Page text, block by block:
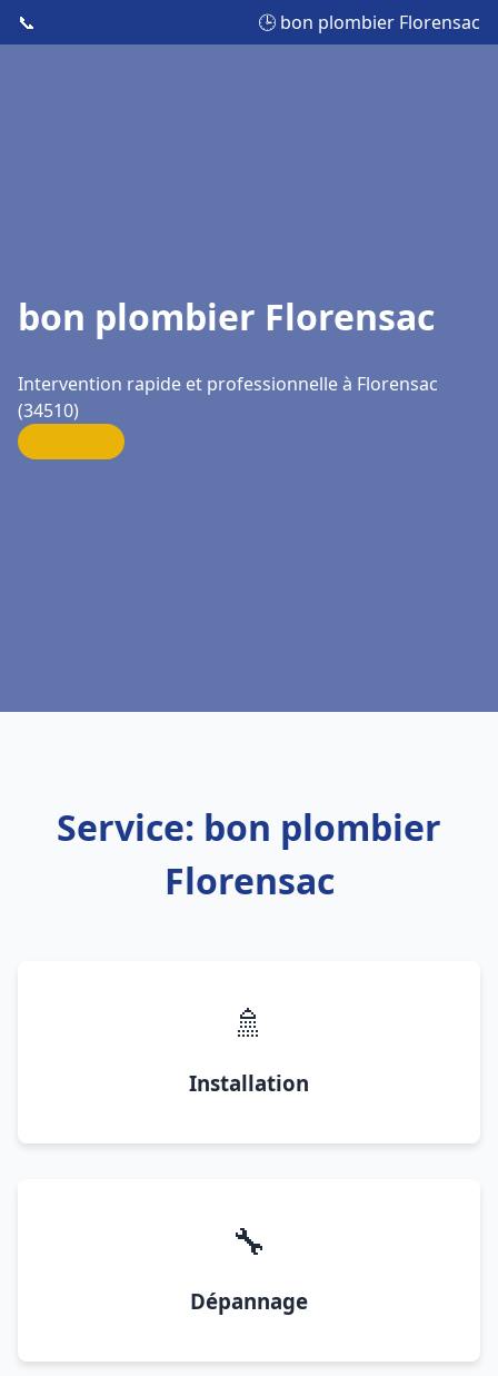
📞 🕒 bon plombier Florensac
bon plombier Florensac
Intervention rapide et professionnelle à Florensac
(34510)
Service: bon plombier
Florensac
🚿
Installation
🔧
Dépannage